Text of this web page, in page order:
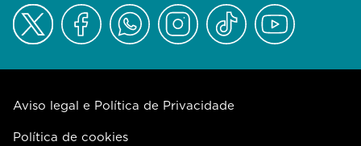
Aviso legal e Política de Privacidade
Política de cookies